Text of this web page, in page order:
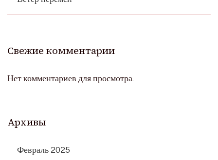
Свежие комментарии
Нет комментариев для просмотра.
Архивы
Февраль 2025